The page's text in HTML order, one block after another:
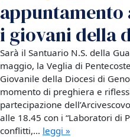
appuntamento
i giovani della
Sarà il Santuario N.S. della
maggio, la Veglia di
Giovanile della Diocesi di
momento di preghiera e
partecipazione
alle 18.45 con i “Laboratori di
conflitti,… leggi »